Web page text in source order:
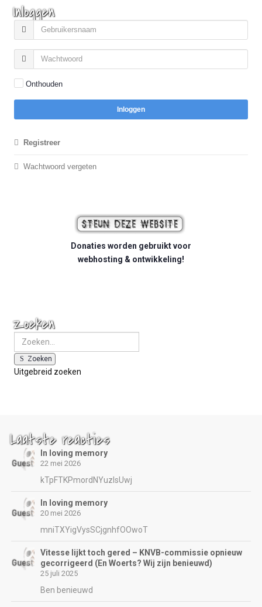
Inloggen
Onthouden
Inloggen
Registreer
Wachtwoord vergeten
Donaties worden gebruikt voor
webhosting & ontwikkeling!
Zoeken
Zoeken
Uitgebreid zoeken
Laatste reacties
In loving memory
22 mei 2026
kTpFTKPmordNYuzIsUwj
In loving memory
20 mei 2026
mniTXYigVysSCjgnhfOOwoT
Vitesse lijkt toch gered – KNVB-commissie opnieuw
gecorrigeerd (En Woerts? Wij zijn benieuwd)
25 juli 2025
Ben benieuwd